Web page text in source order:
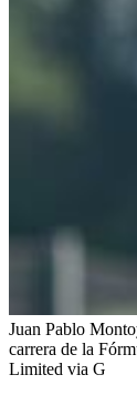
Juan Pablo
carrera de la
Limited via G